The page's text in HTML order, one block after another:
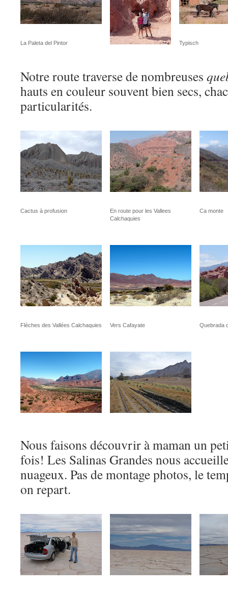
La Paleta del Pintor Typisch
Notre route traverse de nombreuses
hauts en couleur souvent bien secs,
particularités.
Cactus à profusion
En route pour les Vallees
Calchaquies
Ca monte
Flèches des Vallées Calchaquies Vers Cafayate Quebrada
Nous faisons découvrir à maman un
fois! Les Salinas Grandes nous
nuageux. Pas de montage photos, le
on repart.